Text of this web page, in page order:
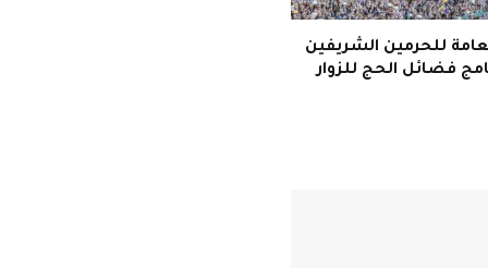
للحرمين الشريفين
فضائل الحج للزوار